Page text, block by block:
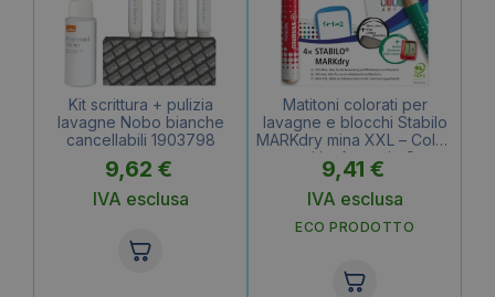
Kit scrittura + pulizia
lavagne Nobo bianche
cancellabili 1903798
9,62 €
IVA esclusa
Matitoni colorati per
lavagne e blocchi Stabilo
MARKdry mina XXL – Colori
assortiti – Astuccio Set –
648/4 (conf.4 matitoni + 1
temperino + 1 panno)
9,41 €
IVA esclusa
ECO PRODOTTO